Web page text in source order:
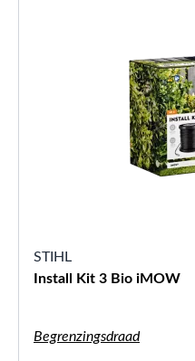
STIHL
Install Kit 3 Bio iMOW
Begrenzingsdraad